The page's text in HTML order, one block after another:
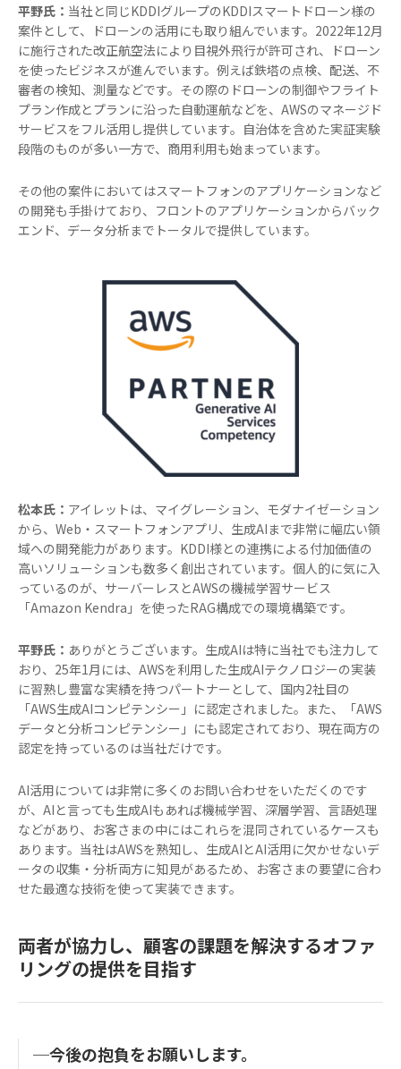
平野氏： 当社と同じKDDIグループのKDDIスマートドローン様の
案件として、ドローンの活用にも取り組んでいます。2022年12月
に施行された改正航空法により目視外飛行が許可され、ドローン
を使ったビジネスが進んでいます。例えば鉄塔の点検、配送、不
審者の検知、測量などです。その際のドローンの制御やフライト
プラン作成とプランに沿った自動運航などを、AWSのマネージド
サービスをフル活用し提供しています。自治体を含めた実証実験
段階のものが多い一方で、商用利用も始まっています。
その他の案件においてはスマートフォンのアプリケーションなど
の開発も手掛けており、フロントのアプリケーションからバック
エンド、データ分析までトータルで提供しています。
松本氏： アイレットは、マイグレーション、モダナイゼーション
から、Web・スマートフォンアプリ、生成AIまで非常に幅広い領
域への開発能力があります。KDDI様との連携による付加価値の
高いソリューションも数多く創出されています。個人的に気に入
っているのが、サーバーレスとAWSの機械学習サービス
「Amazon Kendra」を使ったRAG構成での環境構築です。
平野氏： ありがとうございます。生成AIは特に当社でも注力して
おり、25年1月には、AWSを利用した生成AIテクノロジーの実装
に習熟し豊富な実績を持つパートナーとして、国内2社目の
「AWS生成AIコンピテンシー」に認定されました。また、「AWS
データと分析コンピテンシー」にも認定されており、現在両方の
認定を持っているのは当社だけです。
AI活用については非常に多くのお問い合わせをいただくのです
が、AIと言っても生成AIもあれば機械学習、深層学習、言語処理
などがあり、お客さまの中にはこれらを混同されているケースも
あります。当社はAWSを熟知し、生成AIとAI活用に欠かせないデ
ータの収集・分析両方に知見があるため、お客さまの要望に合わ
せた最適な技術を使って実装できます。
両者が協力し、顧客の課題を解決するオファ
リングの提供を目指す
─今後の抱負をお願いします。